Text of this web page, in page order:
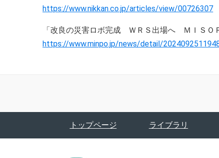
https://www.nikkan.co.jp/articles/view/00726307
「改良の災害ロボ完成 ＷＲＳ出場へ ＭＩＳ
https://www.minpo.jp/news/detail/
トップページ ライブラリ